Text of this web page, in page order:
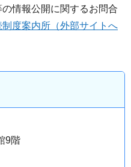
情報公開に関するお問合
度案内所（外部サイトへ
9階